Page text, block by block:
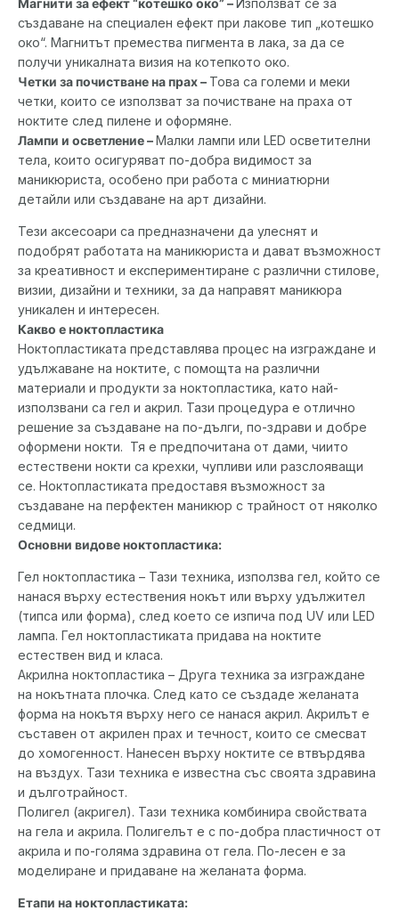
Магнити за ефект “котешко око” – Използват се за
създаване на специален ефект при лакове тип „котешко
око“. Магнитът премества пигмента в лака, за да се
получи уникалната визия на котепкото око.
Четки за почистване на прах – Това са големи и меки
четки, които се използват за почистване на праха от
ноктите след пилене и оформяне.
Лампи и осветление –Малки лампи или LED осветителни
тела, които осигуряват по-добра видимост за
маникюриста, особено при работа с миниатюрни
детайли или създаване на арт дизайни.
Тези аксесоари са предназначени да улеснят и
подобрят работата на маникюриста и дават възможност
за креативност и експериментиране с различни стилове,
визии, дизайни и техники, за да направят маникюра
уникален и интересен.
Какво е ноктопластика
Ноктопластиката представлява процес на изграждане и
удължаване на ноктите, с помощта на различни
материали и продукти за ноктопластика, като най-
използвани са гел и акрил. Тази процедура е отлично
решение за създаване на по-дълги, по-здрави и добре
оформени нокти. Тя е предпочитана от дами, чиито
естествени нокти са крехки, чупливи или разслояващи
се. Ноктопластиката предоставя възможност за
създаване на перфектен маникюр с трайност от няколко
седмици.
Основни видове ноктопластика:
Гел ноктопластика – Тази техника, използва гел, който се
нанася върху естествения нокът или върху удължител
(типса или форма), след което се изпича под UV или LED
лампа. Гел ноктопластиката придава на ноктите
естествен вид и класа.
Акрилна ноктопластика – Друга техника за изграждане
на нокътната плочка. След като се създаде желаната
форма на нокътя върху него се нанася акрил. Акрилът е
съставен от акрилен прах и течност, които се смесват
до хомогенност. Нанесен върху ноктите се втвърдява
на въздух. Тази техника е известна със своята здравина
и дълготрайност.
Полигел (акригел). Тази техника комбинира свойствата
на гела и акрила. Полигелът е с по-добра пластичност от
акрила и по-голяма здравина от гела. По-лесен е за
моделиране и придаване на желаната форма.
Етапи на ноктопластиката: